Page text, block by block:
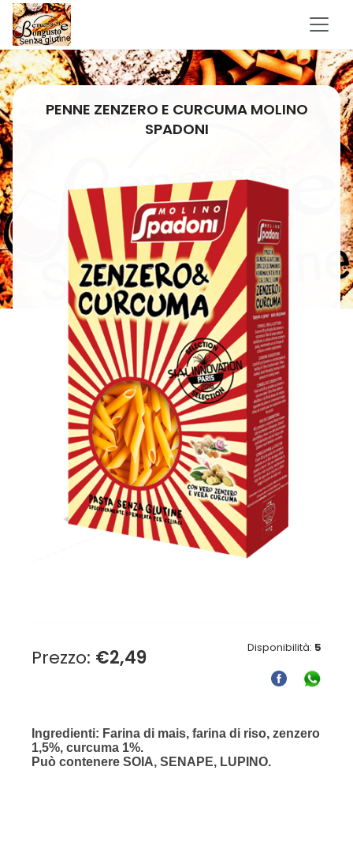
PENNE ZENZERO E CURCUMA MOLINO
SPADONI
Prezzo: €2,49 Disponibilità: 5